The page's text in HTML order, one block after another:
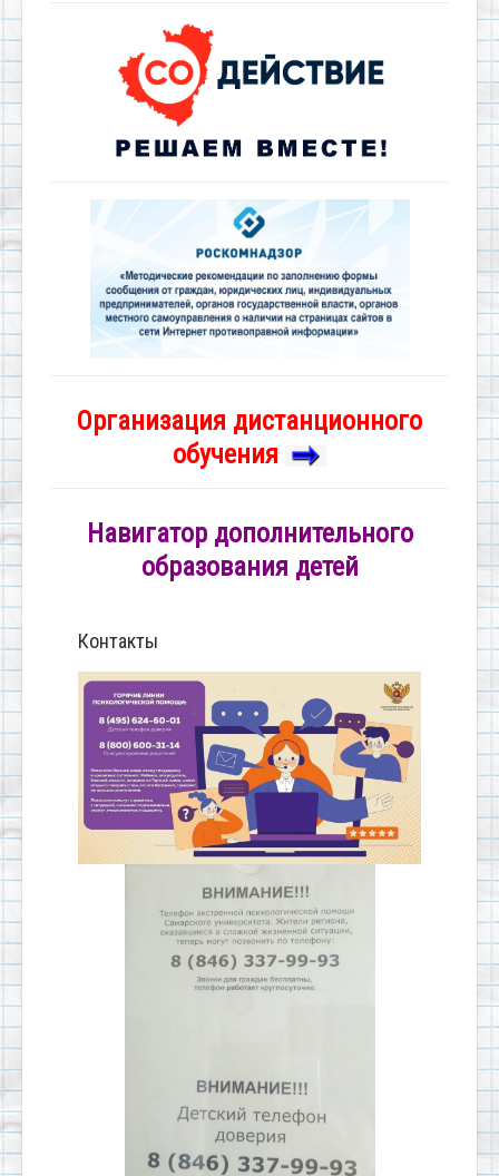
Организация дистанционного
обучения
Навигатор дополнительного
образования детей
Контакты